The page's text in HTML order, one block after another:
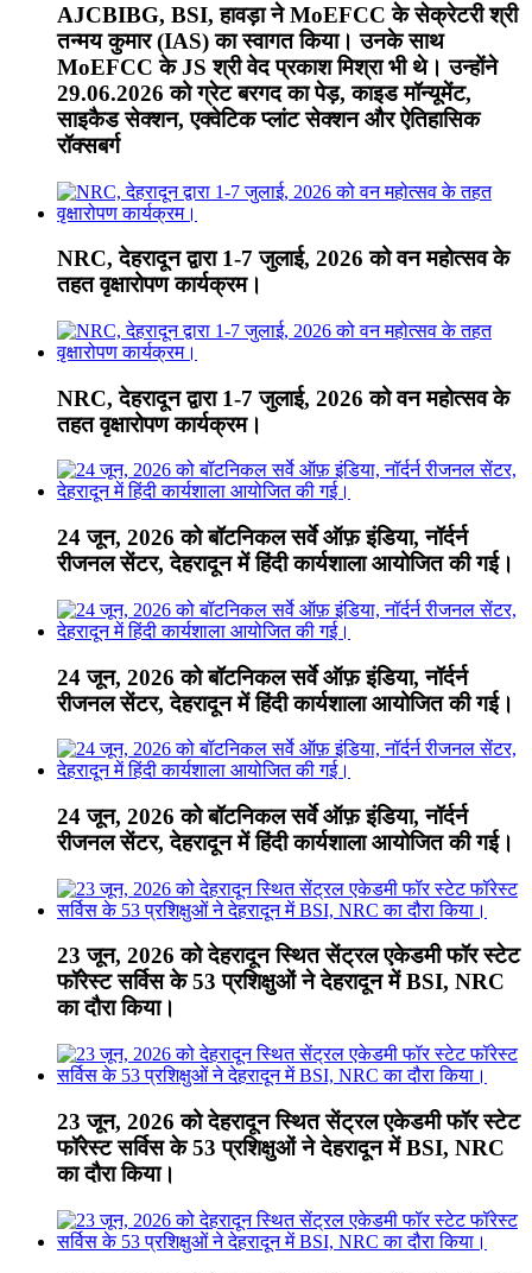
AJCBIBG, BSI, हावड़ा ने MoEFCC के सेक्रेटरी श्री
तन्मय कुमार (IAS) का स्वागत किया। उनके साथ
MoEFCC के JS श्री वेद प्रकाश मिश्रा भी थे। उन्होंने
29.06.2026 को ग्रेट बरगद का पेड़, काइड मॉन्यूमेंट,
साइकैड सेक्शन, एक्वेटिक प्लांट सेक्शन और ऐतिहासिक
रॉक्सबर्ग
NRC, देहरादून द्वारा 1-7 जुलाई, 2026 को वन महोत्सव के
तहत वृक्षारोपण कार्यक्रम।
NRC, देहरादून द्वारा 1-7 जुलाई, 2026 को वन महोत्सव के
तहत वृक्षारोपण कार्यक्रम।
24 जून, 2026 को बॉटनिकल सर्वे ऑफ़ इंडिया, नॉर्दर्न
रीजनल सेंटर, देहरादून में हिंदी कार्यशाला आयोजित की गई।
24 जून, 2026 को बॉटनिकल सर्वे ऑफ़ इंडिया, नॉर्दर्न
रीजनल सेंटर, देहरादून में हिंदी कार्यशाला आयोजित की गई।
24 जून, 2026 को बॉटनिकल सर्वे ऑफ़ इंडिया, नॉर्दर्न
रीजनल सेंटर, देहरादून में हिंदी कार्यशाला आयोजित की गई।
23 जून, 2026 को देहरादून स्थित सेंट्रल एकेडमी फॉर स्टेट
फॉरेस्ट सर्विस के 53 प्रशिक्षुओं ने देहरादून में BSI, NRC
का दौरा किया।
23 जून, 2026 को देहरादून स्थित सेंट्रल एकेडमी फॉर स्टेट
फॉरेस्ट सर्विस के 53 प्रशिक्षुओं ने देहरादून में BSI, NRC
का दौरा किया।